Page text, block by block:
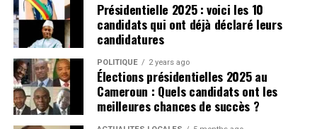
Présidentielle 2025 : voici les 10
candidats qui ont déjà déclaré leurs
candidatures
POLITIQUE 2 years ago
Élections présidentielles 2025 au
Cameroun : Quels candidats ont les
meilleures chances de succès ?